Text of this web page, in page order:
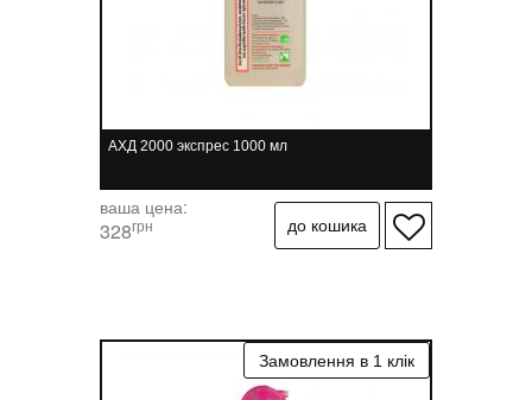
АХД 2000 экспрес 1000 мл
ваша цена:
328грн